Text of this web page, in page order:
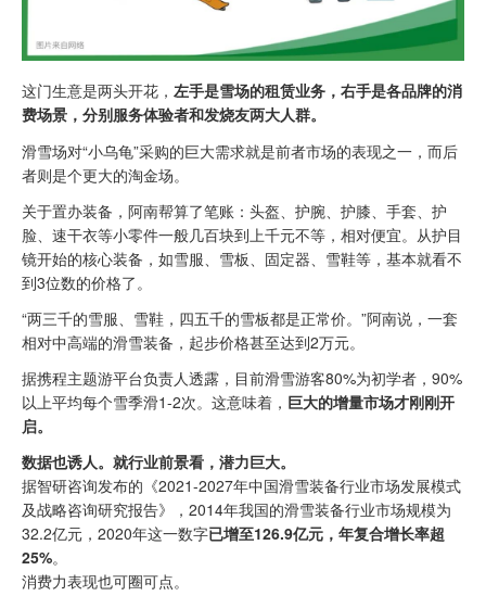
这门生意是两头开花， 左手是雪场的租赁业务，右手是各品牌的消
费场景，分别服务体验者和发烧友两大人群。
滑雪场对“小乌龟”采购的巨大需求就是前者市场的表现之一，而后
者则是个更大的淘金场。
关于置办装备，阿南帮算了笔账：头盔、护腕、护膝、手套、护
脸、速干衣等小零件一般几百块到上千元不等，相对便宜。从护目
镜开始的核心装备，如雪服、雪板、固定器、雪鞋等，基本就看不
到3位数的价格了。
“两三千的雪服、雪鞋，四五千的雪板都是正常价。”阿南说，一套
相对中高端的滑雪装备，起步价格甚至达到2万元。
据携程主题游平台负责人透露，目前滑雪游客80%为初学者，90%
以上平均每个雪季滑1-2次。这意味着， 巨大的增量市场才刚刚开
启。
数据也诱人。就行业前景看，潜力巨大。
据智研咨询发布的《2021-2027年中国滑雪装备行业市场发展模式
及战略咨询研究报告》，2014年我国的滑雪装备行业市场规模为
32.2亿元，2020年这一数字已增至126.9亿元，年复合增长率超
25%。
消费力表现也可圈可点。